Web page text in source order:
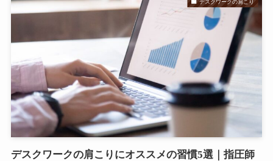
デスクワークの肩こり
デスクワークの肩こりにオススメの習慣5選｜指圧師